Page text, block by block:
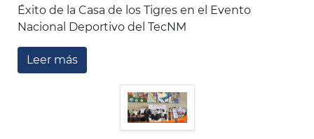
Éxito de la Casa de los Tigres en el Evento
Nacional Deportivo del TecNM
Leer más